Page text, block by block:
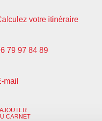
votre itinéraire
79 97 84 89
mail
AJOUTER
CARNET